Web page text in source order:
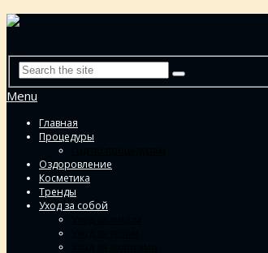
Menu
Главная
Процедуры
Оздоровление
Косметика
Тренды
Уход за собой